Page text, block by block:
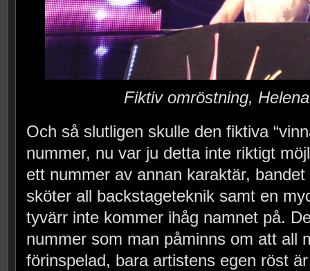
Fiktiv omröstning,
Och så slutligen skulle den fiktiva
nummer, nu var ju detta inte riktigt
ett nummer av annan karaktär,
sköter all backstageteknik samt en
tyvärr inte kommer ihåg namnet på.
nummer som man påminns om att all
förinspelad, bara artistens egen röst